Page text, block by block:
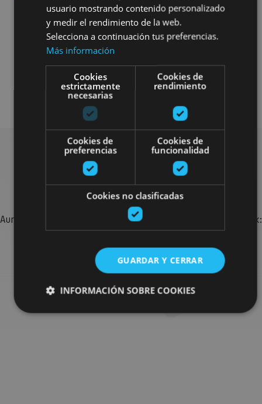
Agua
Bilatu plan gehiago
Aurkitu zure bidaia Nafarroan osatzeko planak eta iradokizunak:
jarduera antolatuak, bisitak eta agendaren ekitaldi
garrantzitsuenak.
Joan planen bilatzailera
usuario mostrando contenido personalizado
y medir el rendimiento de la web.
Selecciona a continuación tus preferencias.
Más información
Cookies
estrictamente
necesarias
Cookies de
rendimiento
Cookies de
preferencias
Cookies de
funcionalidad
Cookies no clasificadas
GUARDAR Y CERRAR
INFORMACIÓN SOBRE COOKIES